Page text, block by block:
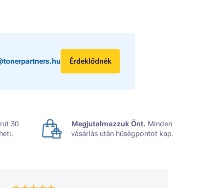
Érdeklődnék
30
Megjutalmazzuk Önt. Minden
vásárlás után hűségpontot kap.